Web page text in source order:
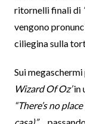
ritornelli finali di
vengono
ciliegina sulla
Sui
Wizard Of Oz’in
“There’s no